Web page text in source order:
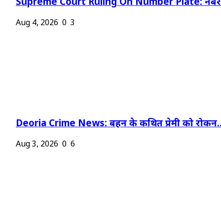
Supreme Court Ruling On Number Plate:
Aug 4, 2026 0 3
Deoria Crime News: बहन के कथित प्रेमी को
Aug 3, 2026 0 6